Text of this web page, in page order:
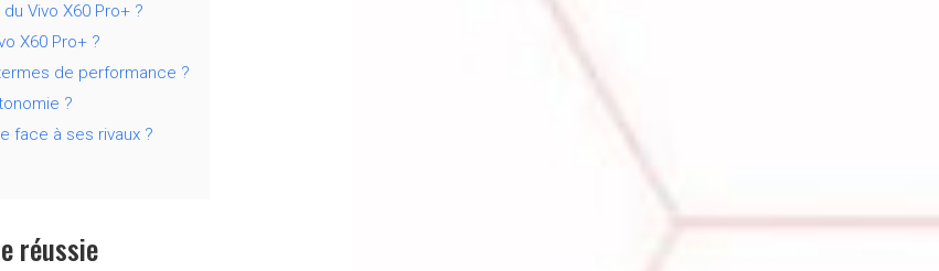
Vivo X60 Pro+ ?
X60 Pro+ ?
de performance ?
?
face à ses rivaux ?
réussie